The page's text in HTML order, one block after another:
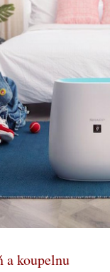
a koupelnu